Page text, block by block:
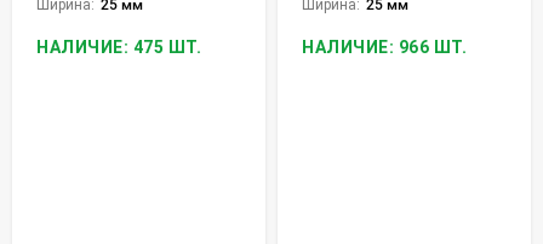
Ширина: 25 мм
НАЛИЧИЕ: 475 ШТ.
Ширина: 25 мм
НАЛИЧИЕ: 966 ШТ.